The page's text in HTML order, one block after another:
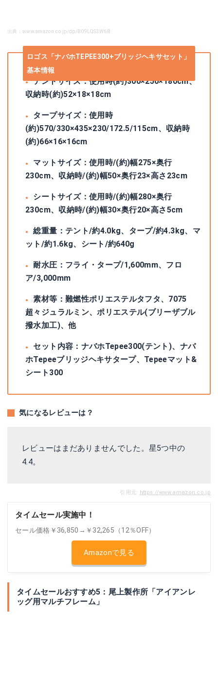
出典：www.amazon.co.jp/dp/B09LQS3W6B
ロゴス「ナバホTEPEE300+ブリッジヘキサセット」
基本情報
テントサイズ：使用時(約)300×250×180cm、
収納時(約)52×18×18cm
タープサイズ：使用時
(約)570/330×435×230/172.5/115cm、収納時
(約)66×16×16cm
マットサイズ：使用時/(約)幅275×奥行
230cm、収納時/(約)幅50×奥行23×高さ23cm
シートサイズ：使用時/(約)幅280×奥行
230cm、収納時/(約)幅30×奥行20×高さ5cm
総重量：テント/約4.0kg、タープ/約4.3kg、マ
ット/約1.6kg、シート/約640g
耐水圧：フライ・タープ/1,600mm、フロ
ア/3,000mm
素材等：難燃性ポリエステルタフタ、7075
超々ジュラルミン、ポリエステル(ブリーザブル
撥水加工)、他
セット内容：ナバホTepee300(テント)、ナバ
ホTepeeブリッジヘキサタープ、Tepeeマット&
シート300
気になるレビューは？
レビューはまだありませんでした。星5つ中の
4.4。
引用元: https://www.amazon.co.jp
タイムセール実施中！
セール価格￥36,850→￥32,265（12％OFF）
Amazonで見る
タイムセールおすすめ5：尾上製作所「アイアンレ
ッグ用マルチフレーム」